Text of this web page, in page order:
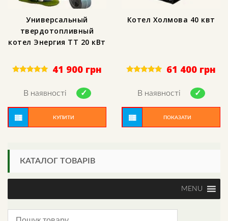
Универсальный
твердотопливный
котел Энергия ТТ 20 кВт
out of 5
41 900 грн
В наявності
КУПИТИ
Котел Холмова 40 квт
out of 5
61 400 грн
В наявності
ПОКАЗАТИ
КАТАЛОГ ТОВАРІВ
MENU